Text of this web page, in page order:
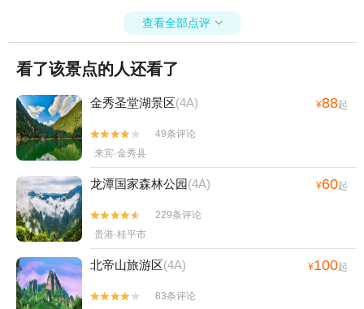
查看全部点评 
看了该景点的人还看了
金秀圣堂湖景区(4A) ¥88起


49条评论
来宾·金秀县
龙潭国家森林公园(4A) ¥60起


229条评论
贵港·桂平市
北帝山旅游区(4A) ¥100起

 83条评论